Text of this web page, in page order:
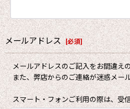
メールアドレス [必須]
メールアドレスのご記入をお間違え
また、弊店からのご連絡が迷惑メー
スマート・フォンご利用の際は、受